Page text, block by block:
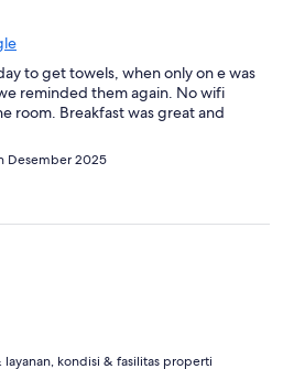
to get towels, when only on e was
reminded them again. No wifi
room. Breakfast was great and
Desember 2025
layanan, kondisi & fasilitas properti